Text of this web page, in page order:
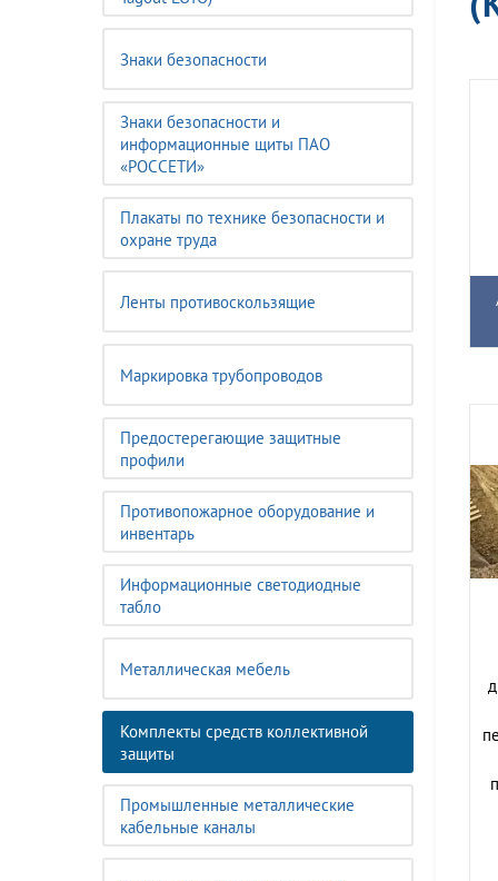
Знаки безопасности
Знаки безопасности и
информационные щиты ПАО
«РОССЕТИ»
Плакаты по технике безопасности и
охране труда
Ленты противоскользящие
Маркировка трубопроводов
Предостерегающие защитные
профили
Противопожарное оборудование и
инвентарь
Информационные светодиодные
табло
Металлическая мебель
Комплекты средств коллективной
защиты
Промышленные металлические
кабельные каналы